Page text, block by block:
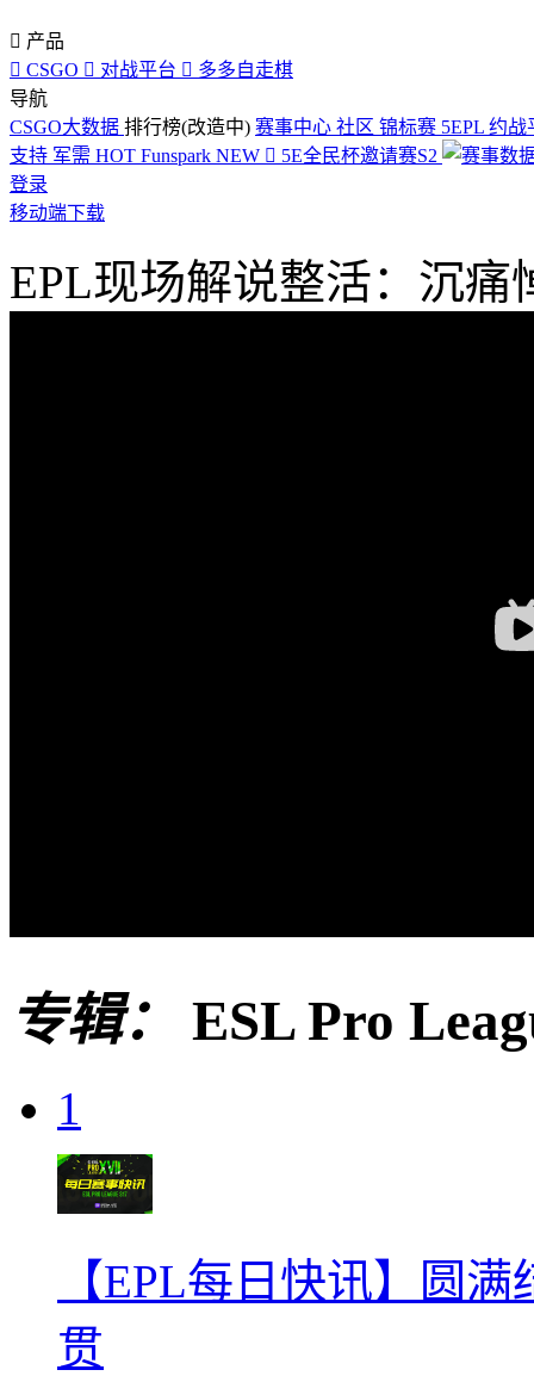
 产品
 CSGO  对战平台  多多自走棋
导航
CSGO大数据 排行榜(改造中) 赛事中心 社区 锦标赛 5EPL 约战
支持 军需 HOT Funspark NEW  5E全民杯邀请赛S2
登录
移动端下载
EPL现场解说整活：沉痛
专辑： ESL Pro
1
【EPL每日快讯】圆
贯